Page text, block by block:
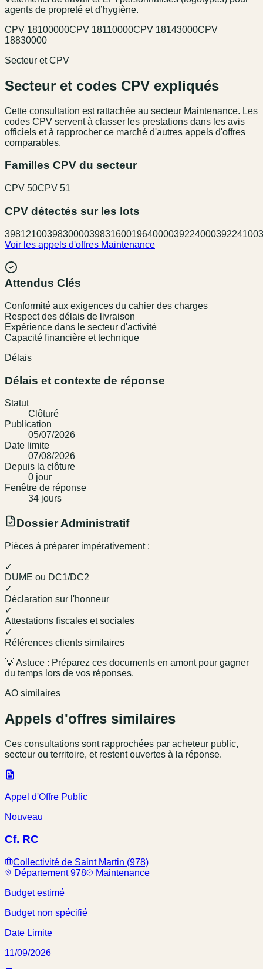
agents de propreté et d’hygiène.
CPV 18100000CPV 18110000CPV 18143000CPV
18830000
Secteur et CPV
Secteur et codes CPV expliqués
Cette consultation est rattachée au secteur Maintenance. Les
codes CPV servent à classer les prestations dans les avis
officiels et à rapprocher ce marché d'autres appels d'offres
comparables.
Familles CPV du secteur
CPV 50CPV 51
CPV détectés sur les lots
398121003983000039831600196400003922400039224100
Voir les appels d'offres Maintenance
Attendus Clés
Conformité aux exigences du cahier des charges
Respect des délais de livraison
Expérience dans le secteur d'activité
Capacité financière et technique
Délais
Délais et contexte de réponse
Statut
Clôturé
Publication
05/07/2026
Date limite
07/08/2026
Depuis la clôture
0 jour
Fenêtre de réponse
34 jours
Dossier Administratif
Pièces à préparer impérativement :
✓
DUME ou DC1/DC2
✓
Déclaration sur l'honneur
✓
Attestations fiscales et sociales
✓
Références clients similaires
💡 Astuce : Préparez ces documents en amont pour gagner
du temps lors de vos réponses.
AO similaires
Appels d'offres similaires
Ces consultations sont rapprochées par acheteur public,
secteur ou territoire, et restent ouvertes à la réponse.
Appel d'Offre Public
Nouveau
Cf. RC
Collectivité de Saint Martin (978)
Département 978
Maintenance
Budget estimé
Budget non spécifié
Date Limite
11/09/2026